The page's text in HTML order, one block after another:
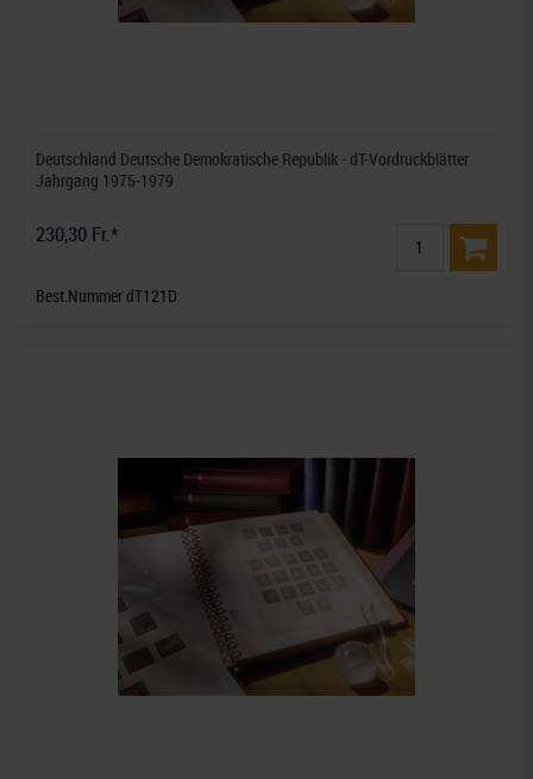
Deutschland Deutsche Demokratische Republik - dT-Vordruckblätter
Jahrgang 1975-1979
230,30 Fr.*
Best.Nummer dT121D